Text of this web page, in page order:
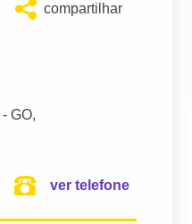
compartilhar
- GO,
ver telefone